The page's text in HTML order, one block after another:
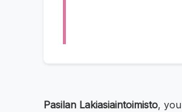
Pasilan Lakiasiaintoimisto,